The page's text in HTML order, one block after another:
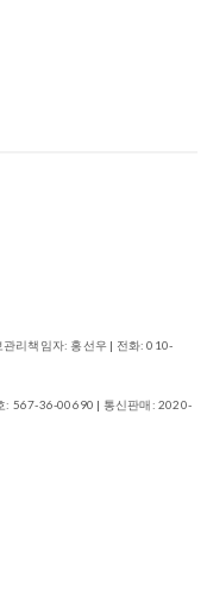
리책임자: 홍선우 | 전화: 010-
: 567-36-00690 | 통신판매:2020-